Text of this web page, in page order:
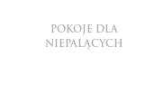
POKOJE DLA
NIEPALĄCYCH